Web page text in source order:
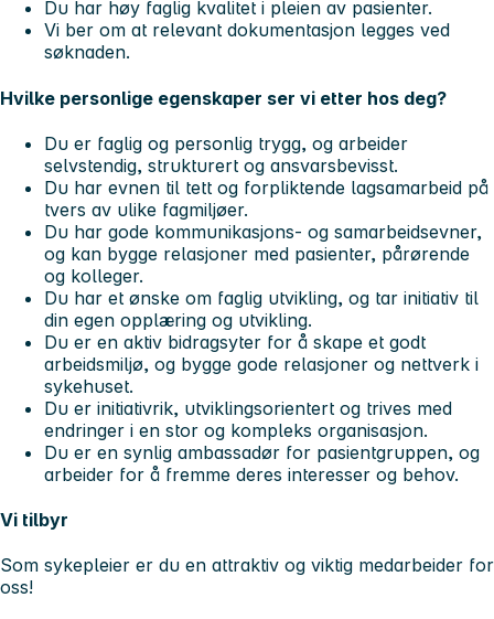
Du har høy faglig kvalitet i pleien av pasienter.
Vi ber om at relevant dokumentasjon legges ved
søknaden.
Hvilke personlige egenskaper ser vi etter hos deg?
Du er faglig og personlig trygg, og arbeider
selvstendig, strukturert og ansvarsbevisst.
Du har evnen til tett og forpliktende lagsamarbeid på
tvers av ulike fagmiljøer.
Du har gode kommunikasjons- og samarbeidsevner,
og kan bygge relasjoner med pasienter, pårørende
og kolleger.
Du har et ønske om faglig utvikling, og tar initiativ til
din egen opplæring og utvikling.
Du er en aktiv bidragsyter for å skape et godt
arbeidsmiljø, og bygge gode relasjoner og nettverk i
sykehuset.
Du er initiativrik, utviklingsorientert og trives med
endringer i en stor og kompleks organisasjon.
Du er en synlig ambassadør for pasientgruppen, og
arbeider for å fremme deres interesser og behov.
Vi tilbyr
Som sykepleier er du en attraktiv og viktig medarbeider for
oss!